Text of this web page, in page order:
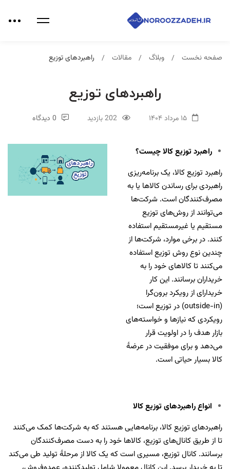
صفحه نخست وبلاگ مقالات راهبردهای توزیع
راهبردهای توزیع
۱۵ مرداد ۱۴۰۴ 202 بازدید 0 دیدگاه
راهبرد توزیع کالا چیست؟
راهبرد توزیع کالا، یک برنامه‌ریزی
راهبردی برای رساندن کالاها یا به
مصرف‌کنندگان است. شرکت‌ها
می‌توانند از روش‌های توزیع
مستقیم یا غیرمستقیم استفاده
کنند. در برخی موارد، شرکت‌ها از
چندین نوع روش توزیع استفاده
می‌کنند تا کالاهای خود را به
خریداران برسانند. این کار
خریدار‌ای از رویکرد برون‌گرا
(outside-in) در توزیع است؛
رویکردی که نیازها و خواسته‌های
بازار هدف را در اولویت قرار
می‌دهد و برای موفقیت در عرضۀ
کالا بسیار حیاتی است.
انواع راهبرد‌های توزیع کالا
راهبرد‌های توزیع کالا، برنامه‌هایی هستند که به شرکت‌ها کمک می‌کنند
تا از طریق کانال‌های توزیع، کالاها خود را به دست مصرف‌کنندگان
برسانند. کانال توزیع، مسیری است که یک کالا از مرحلۀ تولید طی می‌کند